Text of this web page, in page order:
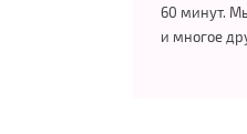
60 минут.
и многое